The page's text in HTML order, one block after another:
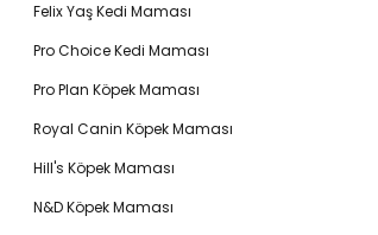
Felix Yaş Kedi Maması
Pro Choice Kedi Maması
Pro Plan Köpek Maması
Royal Canin Köpek Maması
Hill's Köpek Maması
N&D Köpek Maması